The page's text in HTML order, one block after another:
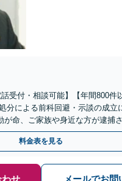
話受付・相談可能】【年間800件
分による前科回避・示談の成立
が命、ご家族や身近な方が逮捕
ださい。
料金表を見る
せ メールでお問